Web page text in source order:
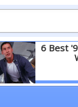
6 Best